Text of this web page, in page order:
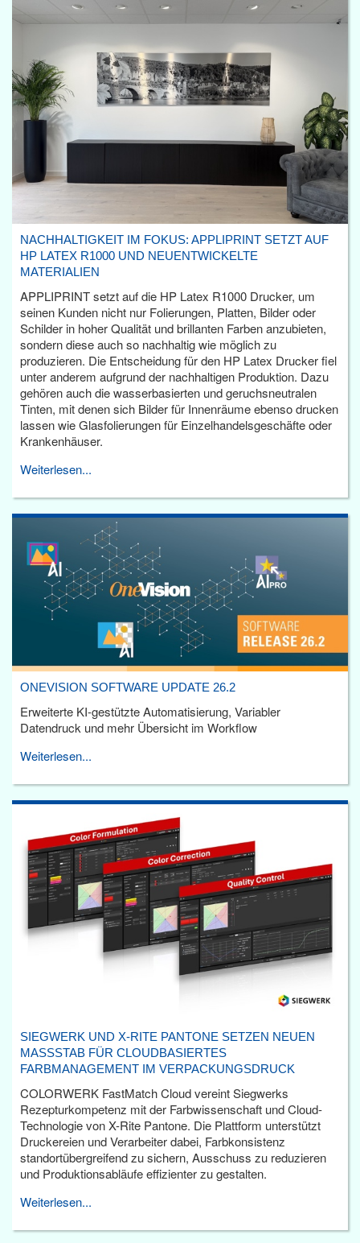
NACHHALTIGKEIT IM FOKUS: APPLIPRINT SETZT AUF
HP LATEX R1000 UND NEUENTWICKELTE
MATERIALIEN
APPLIPRINT setzt auf die HP Latex R1000 Drucker, um
seinen Kunden nicht nur Folierungen, Platten, Bilder oder
Schilder in hoher Qualität und brillanten Farben anzubieten,
sondern diese auch so nachhaltig wie möglich zu
produzieren. Die Entscheidung für den HP Latex Drucker fiel
unter anderem aufgrund der nachhaltigen Produktion. Dazu
gehören auch die wasserbasierten und geruchsneutralen
Tinten, mit denen sich Bilder für Innenräume ebenso drucken
lassen wie Glasfolierungen für Einzelhandelsgeschäfte oder
Krankenhäuser.
Weiterlesen...
ONEVISION SOFTWARE UPDATE 26.2
Erweiterte KI-gestützte Automatisierung, Variabler
Datendruck und mehr Übersicht im Workflow
Weiterlesen...
SIEGWERK UND X-RITE PANTONE SETZEN NEUEN
MASSSTAB FÜR CLOUDBASIERTES F
ARBMANAGEMENT IM VERPACKUNGSDRUCK
COLORWERK FastMatch Cloud vereint Siegwerks
Rezepturkompetenz mit der Farbwissenschaft und Cloud-
Technologie von X-Rite Pantone. Die Plattform unterstützt
Druckereien und Verarbeiter dabei, Farbkonsistenz
standortübergreifend zu sichern, Ausschuss zu reduzieren
und Produktionsabläufe effizienter zu gestalten.
Weiterlesen...